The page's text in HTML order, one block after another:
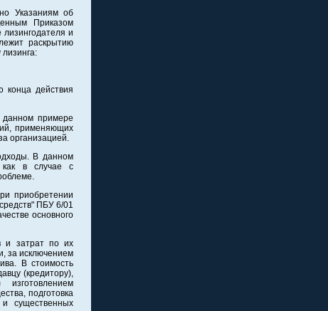
Указаниям об
Приказом
и
раскрытию
конца действия
данном примере
применяющих
организацией.
В данном
как в случае с
приобретении
ПБУ 6/01
основного
и затрат по их
за исключением
В стоимость
(кредитору),
подготовка
и существенных